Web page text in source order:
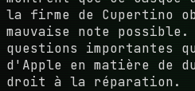
la firme de Cupertino
mauvaise note possible.
questions importantes
d'Apple en matière de
droit à la réparation.